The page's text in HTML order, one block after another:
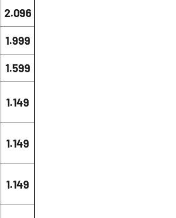
2.096
1.999
1.599
1.149
1.149
1.149